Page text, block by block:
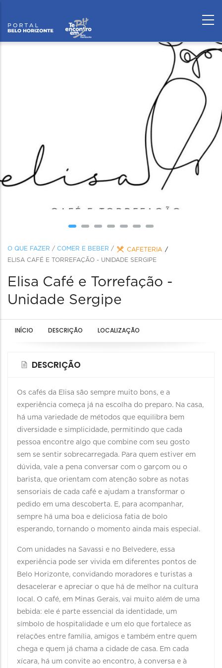
O QUE FAZER / COMER E BEBER /
CAFETERIA
ELISA CAFÉ E TORREFAÇÃO - UNIDADE SERGIPE
Elisa Café e Torrefação -
Unidade Sergipe
INÍCIO DESCRIÇÃO LOCALIZAÇÃO
DESCRIÇÃO
Os cafés da Elisa são sempre muito bons, e a
experiência começa já na escolha do preparo. Na casa,
há uma variedade de métodos que equilibra bem
diversidade e simplicidade, permitindo que cada
pessoa encontre algo que combine com seu gosto
sem se sentir sobrecarregada. Para quem estiver em
dúvida, vale a pena conversar com o garçom ou o
barista, que orientam com atenção sobre as notas
sensoriais de cada café e ajudam a transformar o
pedido em uma descoberta. E, para acompanhar,
sempre há uma boa e deliciosa fatia de bolo
esperando, tornando o momento ainda mais especial.
Com unidades na Savassi e no Belvedere, essa
experiência pode ser vivida em diferentes pontos de
Belo Horizonte, convidando moradores e turistas a
desacelerar e apreciar o que há de melhor na cultura
local. O café, em Minas Gerais, vai muito além de uma
bebida: ele é parte essencial da identidade, um
símbolo de hospitalidade e um elo que fortalece as
relações entre família, amigos e também entre quem
chega e quem já chama a cidade de casa. Em cada
xícara, há um convite ao encontro, à conversa e à